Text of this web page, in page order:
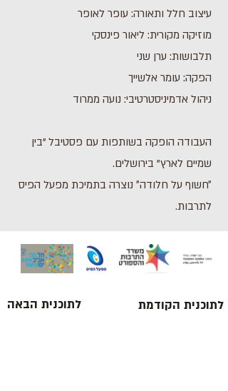
עיצוב חלל ותאורה: עופר לאופר
מוזיקה מקורית: ליאור פינסקי
תלבושות: ערן שני
הפקה: עומר אלשייך
ניהול אדמיניסטרטיבי: נועה ממרוד
העבודה הופקה בשותפות עם פסטיבל "בין
שמיים לארץ" בירושלים.
״חשוף על חלודה״ נוצרה בתמיכת מפעל הפיס
לתרבות.
לתוכנית הבאה לתוכנית הקודמת